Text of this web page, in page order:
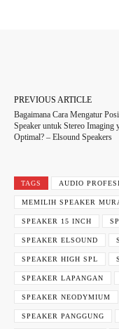
PREVIOUS ARTICLE
Bagaimana Cara Mengatur
Speaker untuk Stereo Imaging
Optimal? – Elsound Speakers
TAGS AUDIO
MEMILIH SPEAKER
SPEAKER 15 INCH
SPEAKER ELSOUND
SPEAKER HIGH SPL
SPEAKER LAPANGAN
SPEAKER NEODYMIUM
SPEAKER PANGGUNG